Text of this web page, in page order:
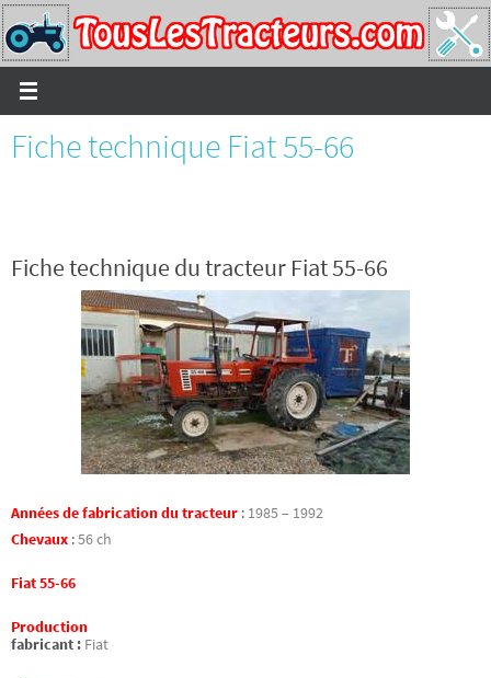
Passer
vers
le
contenu
Fiche technique Fiat 55-66
Fiche technique du tracteur Fiat 55-66
Années de fabrication du tracteur : 1985 – 1992
Chevaux :56 ch
Fiat 55-66
Production
fabricant : Fiat